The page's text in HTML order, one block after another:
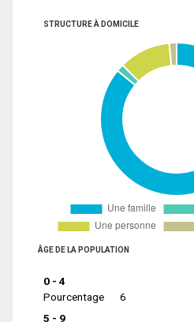
STRUCTURE À DOMICILE
ÂGE DE LA POPULATION
0 - 4
Pourcentage
6
5 - 9